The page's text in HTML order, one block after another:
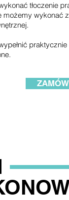
tłoczenie
możemy wykonać
praktycznie